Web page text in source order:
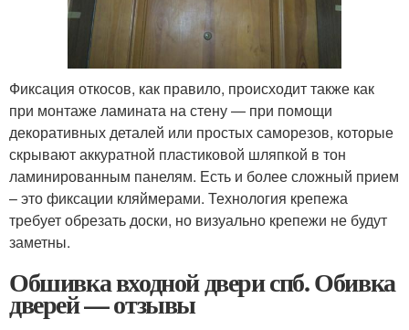
Фиксация откосов, как правило, происходит также как
при монтаже ламината на стену — при помощи
декоративных деталей или простых саморезов, которые
скрывают аккуратной пластиковой шляпкой в тон
ламинированным панелям. Есть и более сложный прием
– это фиксации кляймерами. Технология крепежа
требует обрезать доски, но визуально крепежи не будут
заметны.
Обшивка входной двери спб. Обивка
дверей — отзывы